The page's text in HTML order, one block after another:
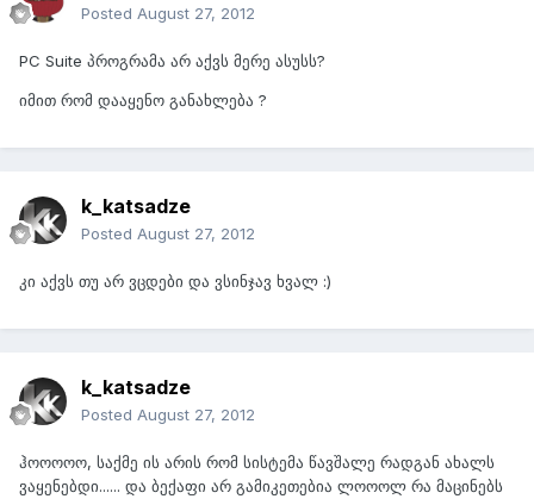
Posted August 27, 2012
PC Suite პროგრამა არ აქვს მერე ასუსს?
იმით რომ დააყენო განახლება ?
k_katsadze
Posted August 27, 2012
კი აქვს თუ არ ვცდები და ვსინჯავ ხვალ :)
k_katsadze
Posted August 27, 2012
ჰოოოოო, საქმე ის არის რომ სისტემა წავშალე რადგან ახალს
ვაყენებდი...... და ბექაფი არ გამიკეთებია ლოოოლ რა მაცინებს